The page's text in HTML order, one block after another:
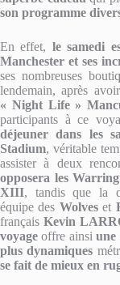
son programme
En effet, le samedi
Manchester et ses
ses nombreuses
lendemain, après
« Night Life »
participants à ce
déjeuner dans les
Stadium, véritable
assister à deux
opposera les
XIII, tandis que la
équipe des Wolveset
françaisKevin
voyage offre ainsiune
plus dynamiques
se fait de mieux en